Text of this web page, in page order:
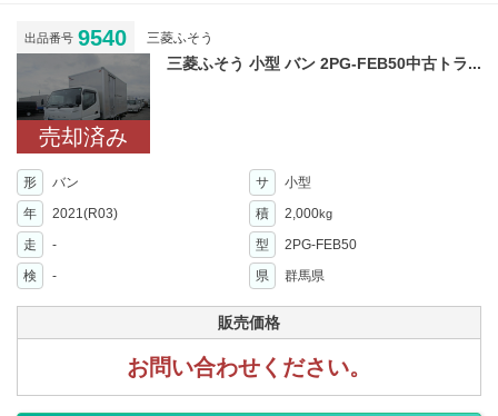
出品番号 9540 三菱ふそう
売却済み
三菱ふそう 小型 バン 2PG-FEB50中古トラ...
形 バン サ
小型
年
2021(R03) 積 2,000kg
走 - 型
2PG-FEB50
検
- 県 群馬県
販売価格
お問い合わせください。